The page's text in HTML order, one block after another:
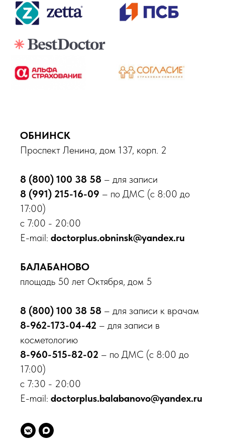
ОБНИНСК
Проспект Ленина, дом 137, корп. 2
8 (800) 100 38 58 – для записи
8 (991) 215-16-09 – по ДМС (с 8:00 до
17:00)
с 7:00 - 20:00
E-mail: doctorplus.obninsk@yandex.ru
БАЛАБАНОВО
площадь 50 лет Октября, дом 5
8 (800) 100 38 58 – для записи к врачам
8-962-173-04-42 – для записи в
косметологию
8-960-515-82-02 – по ДМС (с 8:00 до
17:00)
с 7:30 - 20:00
E-mail: doctorplus.balabanovo@yandex.ru
О клинике
Пациентам
Онлайн запись
Балабаново
пл. 50 лет Октября, д. 5
8 800 100-38-58
Бесплатный звонок по России
Врачи
Новости
Акции
Контакты